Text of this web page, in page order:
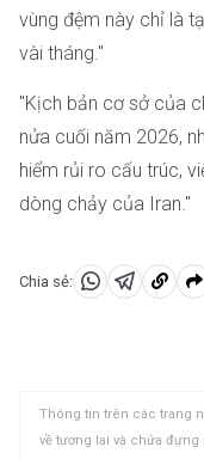
vùng đệm này chỉ là
vài tháng."
"Kịch bản cơ sở của
nửa cuối năm 2026,
hiểm rủi ro cấu trúc,
dòng chảy của Iran."
Chia sẻ:
Chia Chia Sao
Thông tin trên các trang
về tương lai và chứa